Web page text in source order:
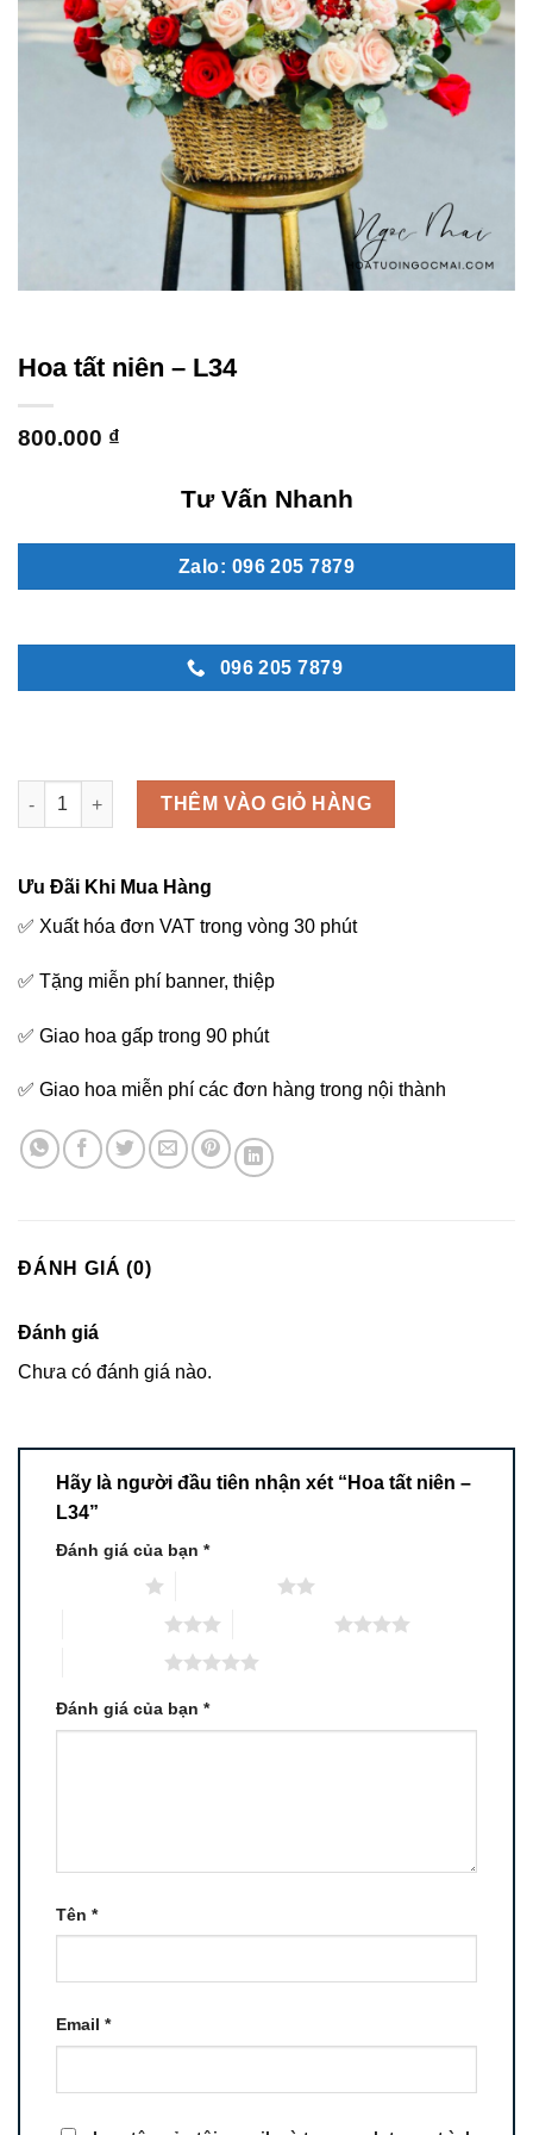
Hoa tất niên – L34
800.000 ₫
Tư Vấn Nhanh
Zalo: 096 205 7879
096 205 7879
Hoa tất niên - L34 số lượng
THÊM VÀO GIỎ HÀNG
Ưu Đãi Khi Mua Hàng
✅ Xuất hóa đơn VAT trong vòng 30 phút
✅ Tặng miễn phí banner, thiệp
✅ Giao hoa gấp trong 90 phút
✅ Giao hoa miễn phí các đơn hàng trong nội thành
ĐÁNH GIÁ (0)
Đánh giá
Chưa có đánh giá nào.
Hãy là người đầu tiên nhận xét “Hoa tất niên –
L34”
Đánh giá của bạn *
Đánh giá của bạn *
Tên *
Email *